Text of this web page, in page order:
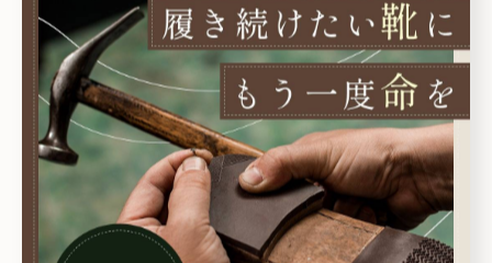
銀浮き・塩吹き クリーニングセット(靴磨き込)
￥5,400(税抜)～
※鏡面磨きの場合は別途かかります。